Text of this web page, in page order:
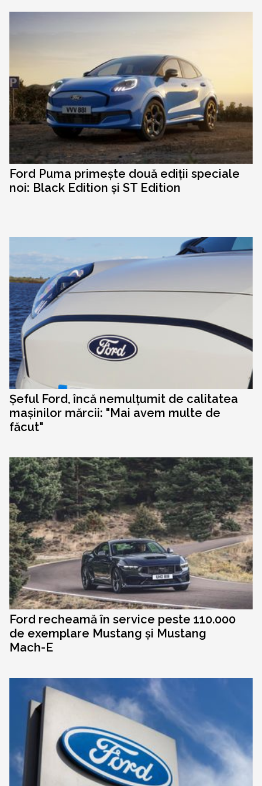
Ford Puma primește două ediții speciale
noi: Black Edition și ST Edition
Șeful Ford, încă nemulțumit de calitatea
mașinilor mărcii: "Mai avem multe de
făcut"
Ford recheamă în service peste 110.000
de exemplare Mustang și Mustang
Mach-E